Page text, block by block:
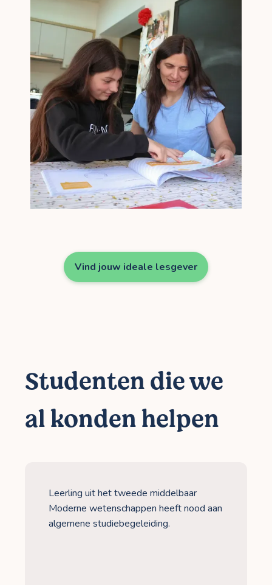
Vind jouw ideale lesgever
Studenten die we
al konden helpen
Leerling uit het tweede middelbaar
Moderne wetenschappen heeft nood aan
algemene studiebegeleiding.